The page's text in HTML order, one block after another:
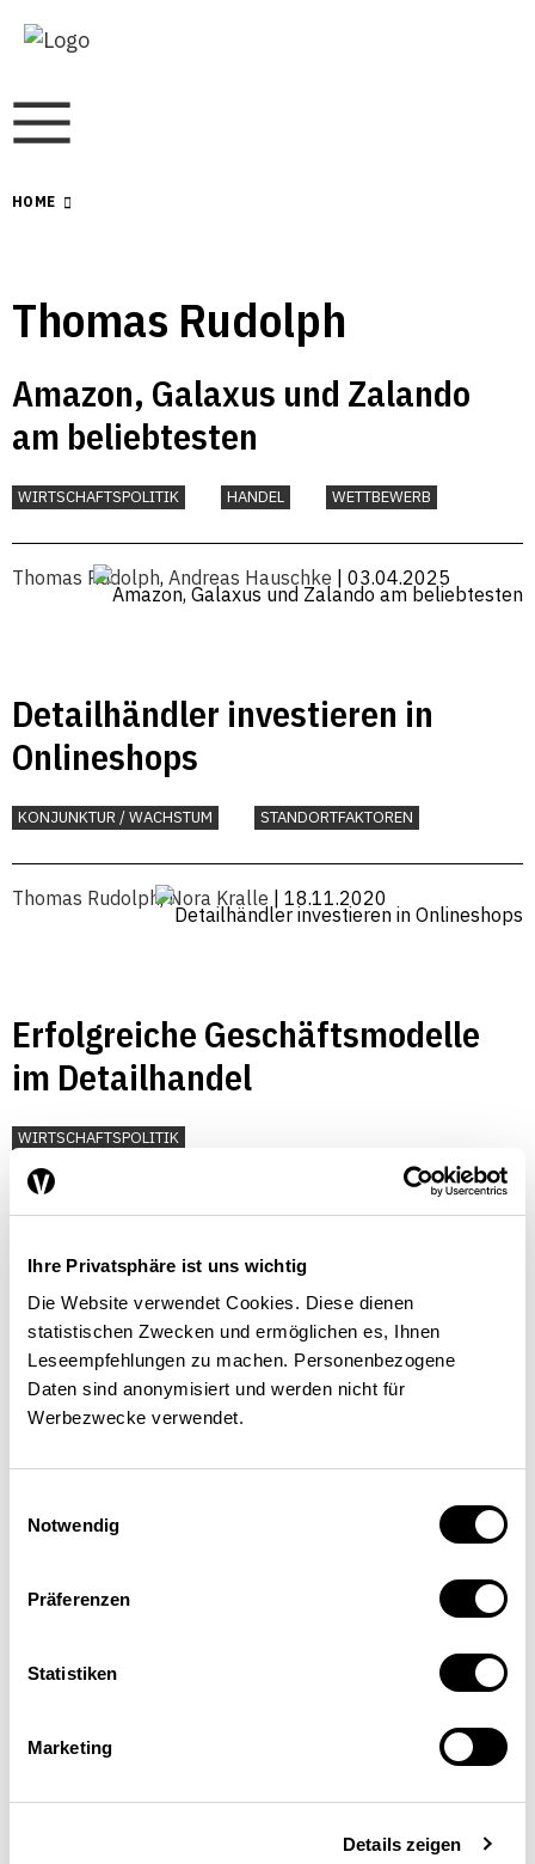
Ihre Privatsphäre ist uns wichtig
Die Website verwendet Cookies. Diese dienen
statistischen Zwecken und ermöglichen es, Ihnen
Leseempfehlungen zu machen. Personenbezogene
Daten sind anonymisiert und werden nicht für
Werbezwecke verwendet.
Notwendig
Präferenzen
Statistiken
Marketing
Details zeigen
HOME
Thomas Rudolph
Amazon, Galaxus und Zalando
am beliebtesten
WIRTSCHAFTSPOLITIK HANDEL WETTBEWERB
Thomas Rudolph, Andreas Hauschke | 03.04.2025
Detailhändler investieren in
Onlineshops
KONJUNKTUR / WACHSTUM STANDORTFAKTOREN
Thomas Rudolph,Nora Kralle | 18.11.2020
Erfolgreiche Geschäftsmodelle
im Detailhandel
WIRTSCHAFTSPOLITIK
Thomas Rudolph| 01.06.2006
Thomas Rudolph
Institut für Handelsmanagement, Gottlieb